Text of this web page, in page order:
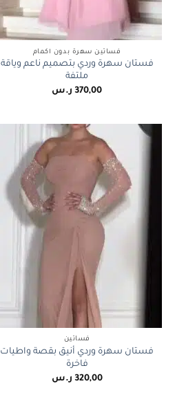
فساتين سهرة بدون أكمام
فستان سهرة وردي بتصميم ناعم وياقة
ملتفة
370,00 ر.س
فساتين
فستان سهرة وردي أنيق بقصة واطيات
فاخرة
320,00 ر.س